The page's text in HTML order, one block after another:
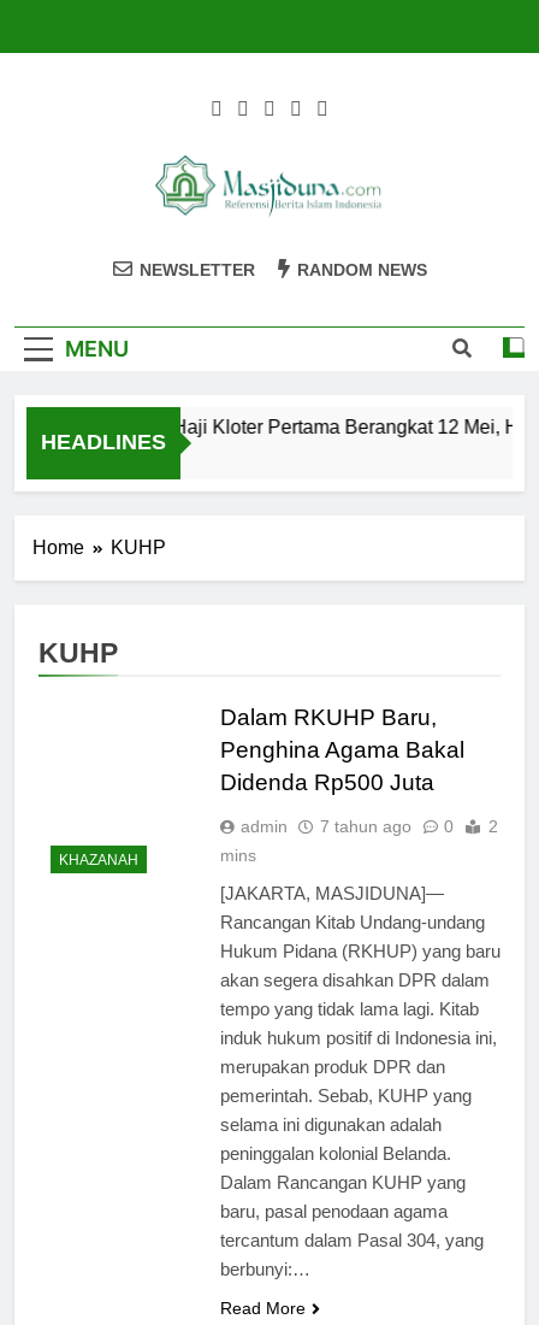
Masjiduna
NEWSLETTER RANDOM NEWS
MENU
HEADLINES
Calon Jemaah Haji Kloter Pertama Berangkat 12 Mei,
Home KUHP
KUHP
KHAZANAH
Dalam RKUHP Baru,
Penghina Agama Bakal
Didenda Rp500 Juta
admin 7 tahun ago 0
2
mins
[JAKARTA, MASJIDUNA]—
Rancangan Kitab Undang-undang
Hukum Pidana (RKHUP) yang baru
akan segera disahkan DPR dalam
tempo yang tidak lama lagi. Kitab
induk hukum positif di Indonesia ini,
merupakan produk DPR dan
pemerintah. Sebab, KUHP yang
selama ini digunakan adalah
peninggalan kolonial Belanda.
Dalam Rancangan KUHP yang
baru, pasal penodaan agama
tercantum dalam Pasal 304, yang
berbunyi:…
Read More